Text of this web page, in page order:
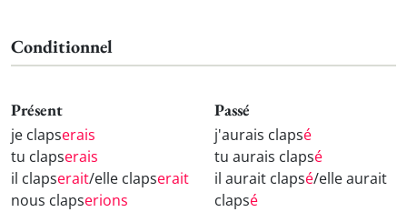
Conditionnel
Présent
je clapserais
tu clapserais
il clapserait/elle clapserait
nous clapserions
Passé
j'aurais clapsé
tu aurais clapsé
il aurait clapsé/elle aurait
clapsé